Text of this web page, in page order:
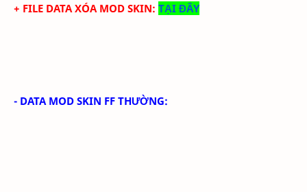
+ FILE DATA XÓA MOD SKIN: TẠI ĐÂY
- DATA MOD SKIN FF THƯỜNG: